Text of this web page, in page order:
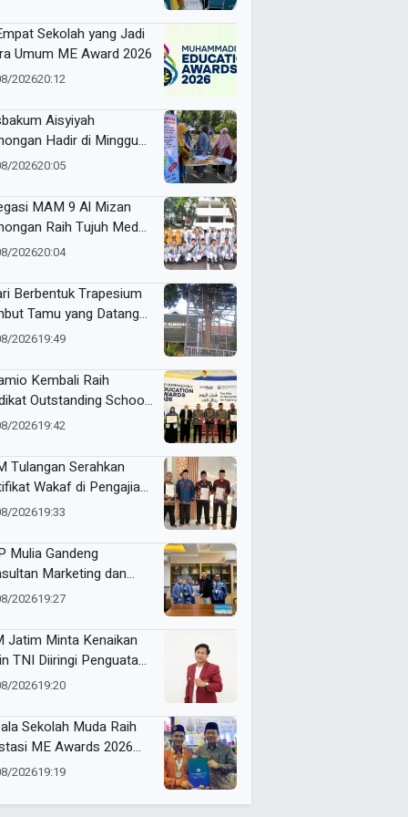
Sekolah yang Jadi
Umum ME Award 2026
202620:12
Aisyiyah
Hadir di Minggu
Buka Layanan dan
202620:05
MAM 9 Al Mizan
Raih Tujuh Medali
Awards 2026
202620:04
Berbentuk Trapesium
Tamu yang Datang
Almadany
202619:49
Kembali Raih
Outstanding School
ME Awards 2026
202619:42
Tulangan Serahkan
Wakaf di Pengajian
Pagi
202619:33
Mulia Gandeng
Marketing dan
Strategi Baru
202619:27
Jatim Minta Kenaikan
TNI Diiringi Penguatan
Guru
202619:20
Sekolah Muda Raih
ME Awards 2026
6 Medali
202619:19